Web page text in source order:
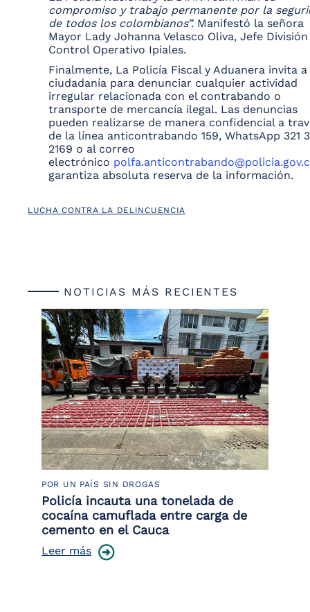
compromiso y trabajo permanente por la
de todos los colombianos”. Manifestó la señora
Mayor Lady Johanna Velasco Oliva, Jefe
Control Operativo Ipiales.
Finalmente, La Policía Fiscal y Aduanera invita a
ciudadanía para denunciar cualquier actividad
irregular relacionada con el contrabando o
transporte de mercancía ilegal. Las denuncias
pueden realizarse de manera confidencial a
de la línea anticontrabando 159, WhatsApp 321
2169 o al correo
electrónico
garantiza absoluta reserva de la información.
LUCHA CONTRA LA DELINCUENCIA
NOTICIAS MÁS RECIENTES
POR UN PAÍS SIN DROGAS
Policía incauta una tonelada de
cocaína camuflada entre carga de
cemento en el Cauca
Leer más